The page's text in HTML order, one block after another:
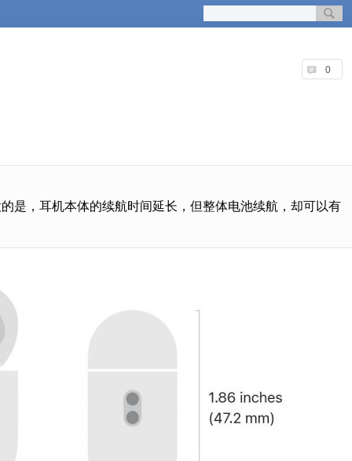
0
是，耳机本体的续航时间延长，但整体电池续航，却可以有